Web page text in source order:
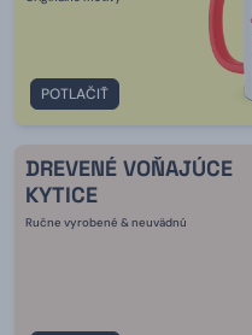
POTLAČIŤ
DREVENÉ VOŇAJÚCE
KYTICE
Ručne vyrobené & neuvädnú